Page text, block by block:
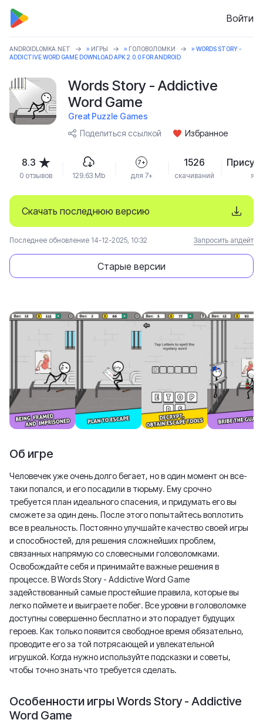
Войти
ANDROIDLOMKA.NET » ИГРЫ » ГОЛОВОЛОМКИ
» WORDS STORY -
ADDICTIVE WORD GAME DOWNLOAD APK 2.0.0 FOR ANDROID
Words Story - Addictive
Word Game
Great Puzzle Games
Поделиться ссылкой
Избранное
Скачать последнюю версию
Старые версии
Последнее обновление 14-12-2025, 10:32 Запросить апдейт
8.3
0 отзывов 129.63 Mb
7+
для 7+
1526
скачиваний
Об игре
Человечек уже очень долго бегает, но в один момент он все-
таки попался, и его посадили в тюрьму. Ему срочно
требуется план идеального спасения, и придумать его вы
сможете за один день. После этого попытайтесь воплотить
все в реальность. Постоянно улучшайте качество своей игры
и способностей, для решения сложнейших проблем,
связанных напрямую со словесными головоломками.
Освобождайте себя и принимайте важные решения в
процессе. В Words Story - Addictive Word Game
задействованный самые простейшие правила, которые вы
легко поймете и выиграете побег. Все уровни в головоломке
доступны совершенно бесплатно и это порадует будущих
героев. Как только появится свободное время обязательно,
проводите его за той потрясающей и увлекательной
игрушкой. Когда нужно используйте подсказки и советы,
чтобы точно знать что требуется сделать.
Особенности игры Words Story - Addictive
Word Game